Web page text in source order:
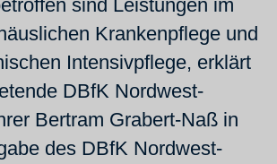
sind Leistungen im
Krankenpflege und
Intensivpflege, erklärt
DBfK Nordwest-
Bertram Grabert-Naß in
des DBfK Nordwest-